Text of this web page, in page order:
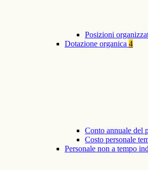
Posizioni
Dotazione organica 4
Conto annuale del
Costo personale
Personale non a tempo